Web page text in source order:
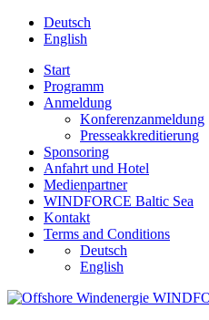
Deutsch
English
Start
Programm
Anmeldung
Konferenzanmeldung
Presseakkreditierung
Sponsoring
Anfahrt und Hotel
Medienpartner
WINDFORCE Baltic Sea
Kontakt
Terms and Conditions
Deutsch
English